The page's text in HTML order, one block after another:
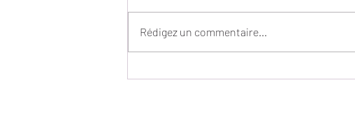
🏄 Le recyclage PSE1 : une journée
Rédigez un commentaire...